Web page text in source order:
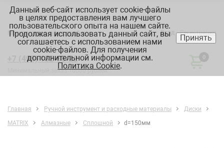
Вход Регистрация
Москва:склад, офис, график
+7 (495) 182-88-22
Минимальный заказ 10000 рублей
0
Главная Ручной инструмент и расходные материалы
Диски
MATRIX
Алмазные Cплошной d=150мм
Данный веб-сайт использует cookie-файлы
в целях предоставления вам лучшего
пользовательского опыта на нашем сайте.
Продолжая использовать данный сайт, вы
соглашаетесь с использованием нами
cookie-файлов. Для получения
дополнительной информации см.
Политика Cookie.
Принять